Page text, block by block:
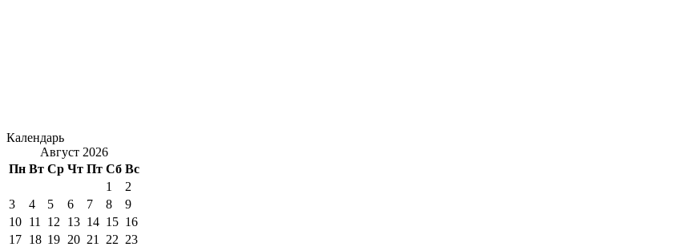
Календарь
Август 2026
Пн Вт Ср Чт Пт Сб Вс
1
2
3
4 5 6 7 8
9
10 11 12 13 14 15 16
17 18 19 20 21 22 23